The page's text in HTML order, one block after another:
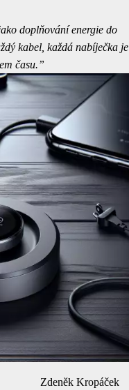
doplňování energie do
kabel, každá nabíječka je
času.
Zdeněk Kropáček